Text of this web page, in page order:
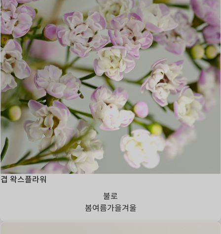
겹 왁스플라워
불로
봄여름가을겨울